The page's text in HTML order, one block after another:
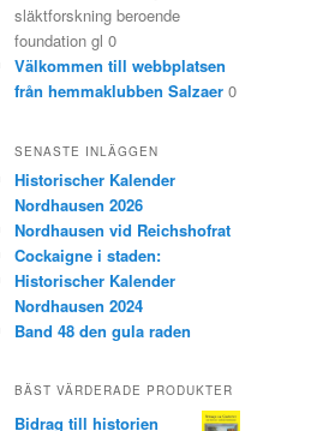
släktforskning beroende
foundation gl 0
Välkommen till webbplatsen
från hemmaklubben Salzaer 0
SENASTE INLÄGGEN
Historischer Kalender
Nordhausen 2026
Nordhausen vid Reichshofrat
Cockaigne i staden:
Historischer Kalender
Nordhausen 2024
Band 48 den gula raden
BÄST VÄRDERADE PRODUKTER
Bidrag till historien